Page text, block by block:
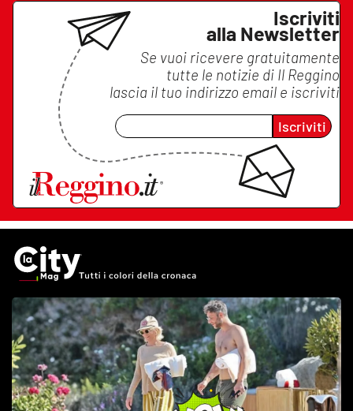
Iscriviti
alla Newsletter
Se vuoi ricevere gratuitamente
tutte le notizie di Il Reggino
lascia il tuo indirizzo email e iscriviti
Iscriviti